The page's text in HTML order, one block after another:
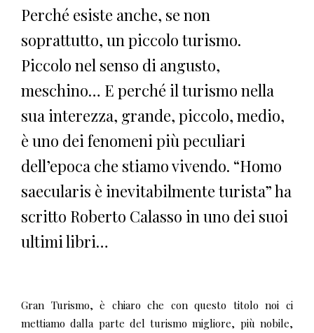
Perché esiste anche, se non
soprattutto, un piccolo turismo.
Piccolo nel senso di angusto,
meschino… E perché il turismo nella
sua interezza, grande, piccolo, medio,
è uno dei fenomeni più peculiari
dell’epoca che stiamo vivendo. “Homo
saecularis è inevitabilmente turista” ha
scritto Roberto Calasso in uno dei suoi
ultimi libri…
Gran Turismo, è chiaro che con questo titolo noi ci
mettiamo dalla parte del turismo migliore, più nobile,